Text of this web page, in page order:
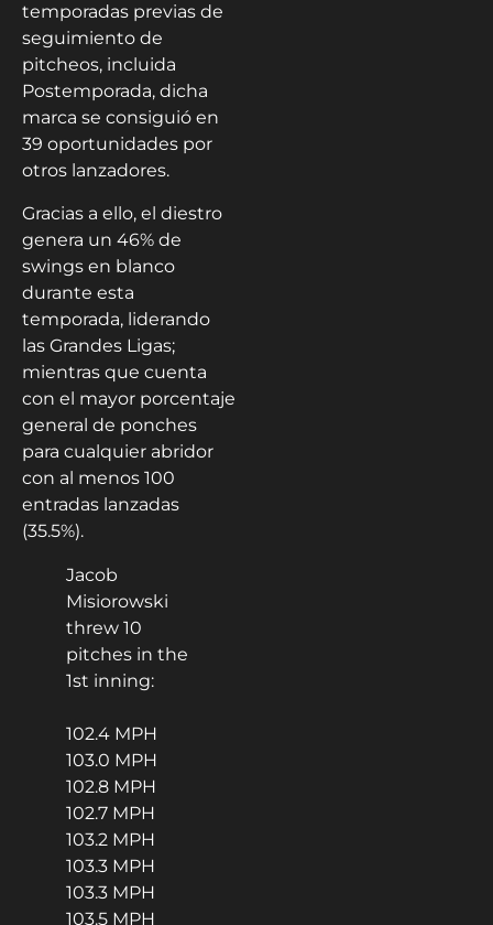
temporadas previas de
seguimiento de
pitcheos, incluida
Postemporada, dicha
marca se consiguió en
39 oportunidades por
otros lanzadores.
Gracias a ello, el diestro
genera un 46% de
swings en blanco
durante esta
temporada, liderando
las Grandes Ligas;
mientras que cuenta
con el mayor porcentaje
general de ponches
para cualquier abridor
con al menos 100
entradas lanzadas
(35.5%).
Jacob
Misiorowski
threw 10
pitches in the
1st inning:
102.4 MPH
103.0 MPH
102.8 MPH
102.7 MPH
103.2 MPH
103.3 MPH
103.3 MPH
103.5 MPH